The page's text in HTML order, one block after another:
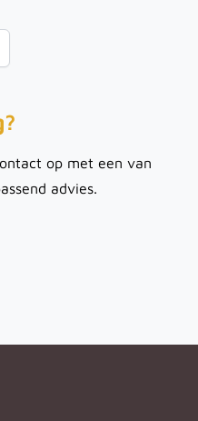
op met een van
advies.